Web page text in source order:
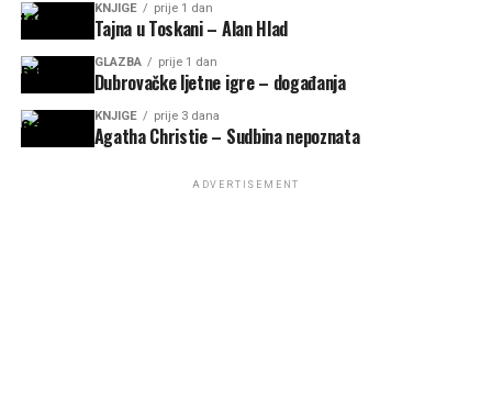
KNJIGE prije 1 dan
Tajna u Toskani – Alan Hlad
GLAZBA prije 1 dan
Dubrovačke ljetne igre – događanja
KNJIGE prije 3 dana
Agatha Christie – Sudbina nepoznata
ADVERTISEMENT